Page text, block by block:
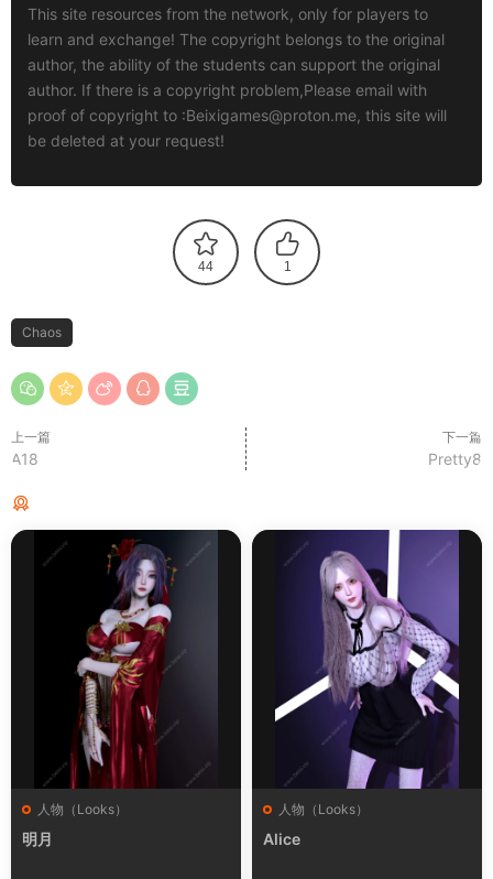
This site resources from the network, only for players to
learn and exchange! The copyright belongs to the original
author, the ability of the students can support the original
author. If there is a copyright problem,Please email with
proof of copyright to :Beixigames@proton.me, this site will
be deleted at your request!
44 1
Chaos
上一篇
A18
下一篇
Pretty8
人物（Looks）
明月
人物（Looks）
Alice